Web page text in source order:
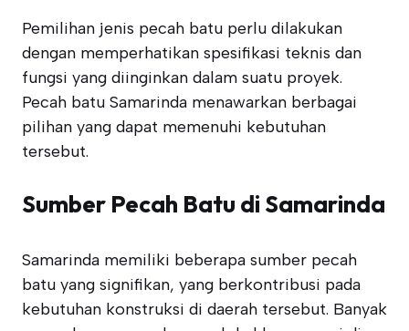
Pemilihan jenis pecah batu perlu dilakukan
dengan memperhatikan spesifikasi teknis dan
fungsi yang diinginkan dalam suatu proyek.
Pecah batu Samarinda menawarkan berbagai
pilihan yang dapat memenuhi kebutuhan
tersebut.
Sumber Pecah Batu di Samarinda
Samarinda memiliki beberapa sumber pecah
batu yang signifikan, yang berkontribusi pada
kebutuhan konstruksi di daerah tersebut. Banyak